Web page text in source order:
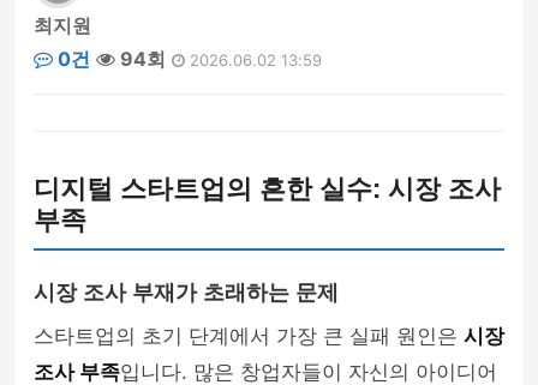
최지원
0건
94회 2026.06.02 13:59
디지털 스타트업의 흔한 실수: 시장 조사
부족
시장 조사 부재가 초래하는 문제
스타트업의 초기 단계에서 가장 큰 실패 원인은 시장
조사 부족입니다. 많은 창업자들이 자신의 아이디어